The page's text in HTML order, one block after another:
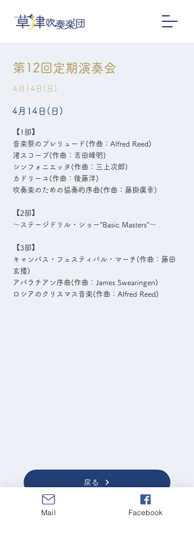
第12回定期演奏会
4月14日(日)
4月14日(日)
【1部】
音楽祭のプレリュード(作曲：Alfred Reed)
渚スコープ(作曲：吉田峰明)
シンフォニエッタ(作曲：三上次郎)
カドリーユ(作曲：後藤洋)
吹奏楽のための協奏的序曲(作曲：藤掛廣幸)
【2部】
～ステージドリル・ショー”Basic Masters"～
【3部】
キャンパス・フェスティバル・マーチ(作曲：藤田
玄播)
アパラチアン序曲(作曲：James Swearingen)
ロシアのクリスマス音楽(作曲：Alfred Reed)
戻る
Mail Facebook